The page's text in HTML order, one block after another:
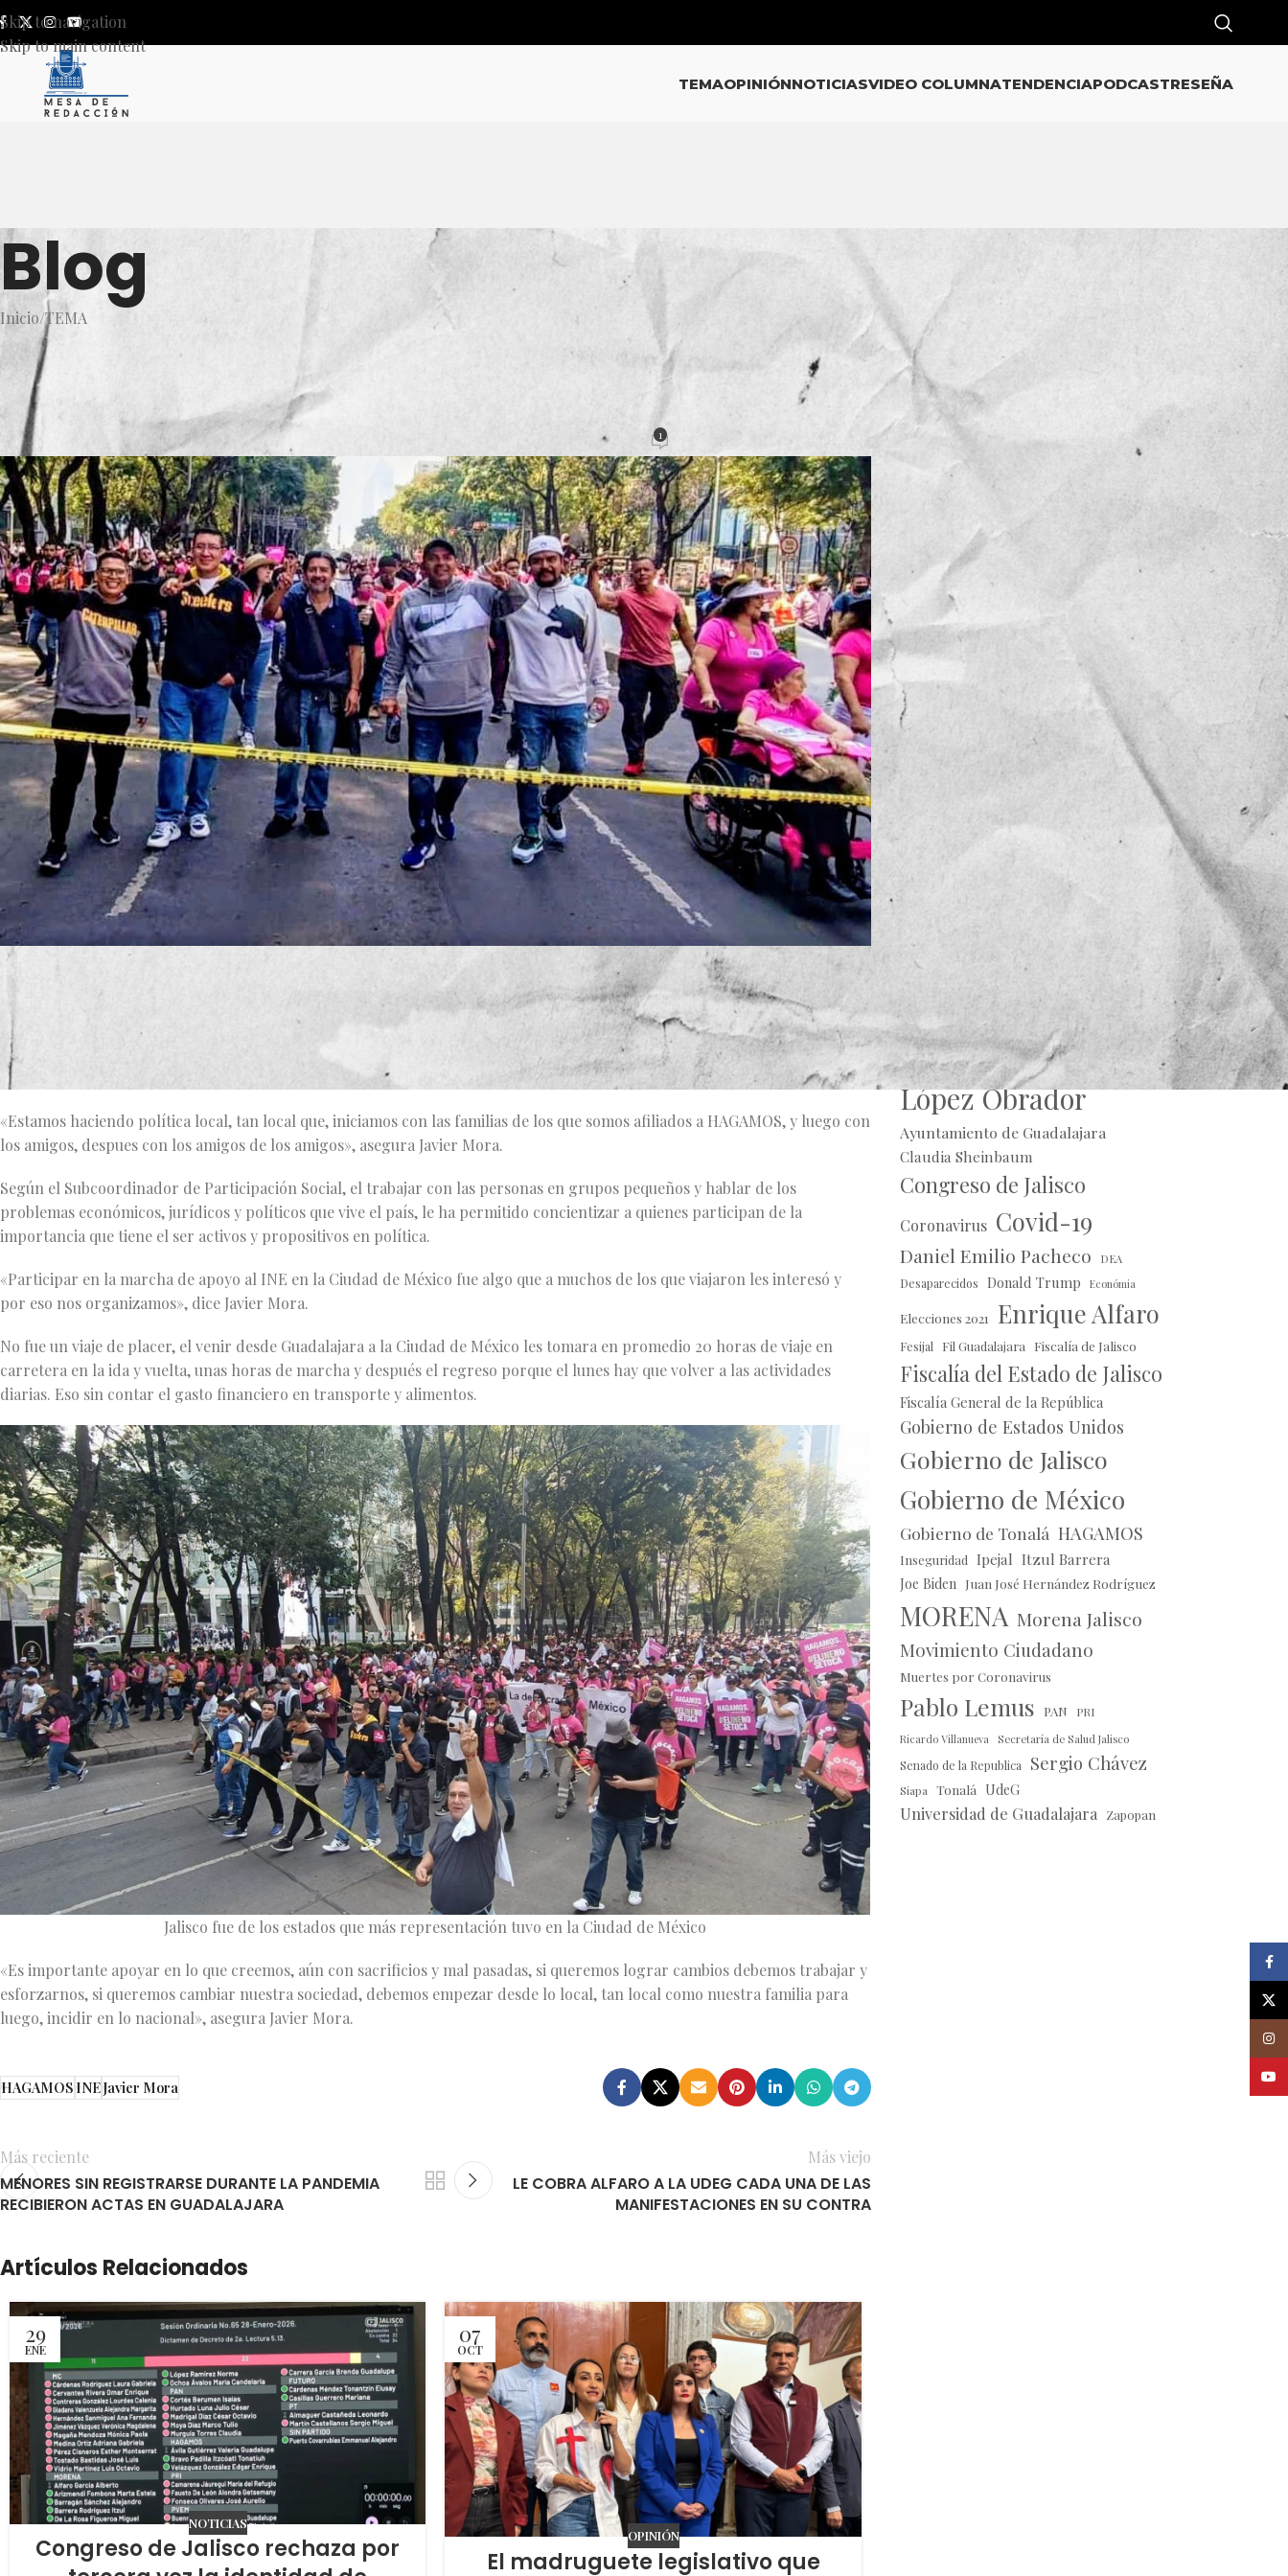
Skip to navigation
Skip to main content
TEMAOPINIÓNNOTICIASVIDEO COLUMNATENDENCIAPODCASTRESEÑA
Blog
Inicio TEMA
«En HAGAMOS trabajamos desde lo local para incidir en lo
nacional «, Javier Mora
Publicado por Activado 14 noviembre, 2022 1
Llegaron a la Ciudad de México casi a las 9 de la mañana, era una docena de camiones que salieron de El Retiro, La Consti,
Tlaquepaque y Tonalá después de la media noche.
Javier Mora, Subcoordinador de Participación Social del partido político HAGAMOS, explica la forma en que decidieron
participar con el partido un grupo de jóvenes y adultos, que incluso viajaron con familia.
«Estamos haciendo política local, tan local que, iniciamos con las familias de los que somos afiliados a HAGAMOS, y luego con
los amigos, despues con los amigos de los amigos», asegura Javier Mora.
Según el Subcoordinador de Participación Social, el trabajar con las personas en grupos pequeños y hablar de los
problemas económicos, jurídicos y políticos que vive el país, le ha permitido concientizar a quienes participan de la
importancia que tiene el ser activos y propositivos en política.
«Participar en la marcha de apoyo al INE en la Ciudad de México fue algo que a muchos de los que viajaron les interesó y
por eso nos organizamos», dice Javier Mora.
No fue un viaje de placer, el venir desde Guadalajara a la Ciudad de México les tomara en promedio 20 horas de viaje en
carretera en la ida y vuelta, unas horas de marcha y después el regreso porque el lunes hay que volver a las actividades
diarias. Eso sin contar el gasto financiero en transporte y alimentos.
Jalisco fue de los estados que más representación tuvo en la Ciudad de México
«Es importante apoyar en lo que creemos, aún con sacrificios y mal pasadas, si queremos lograr cambios debemos trabajar y
esforzarnos, si queremos cambiar nuestra sociedad, debemos empezar desde lo local, tan local como nuestra familia para
luego, incidir en lo nacional», asegura Javier Mora.
HAGAMOSINEJavier Mora
Más reciente
MENORES SIN REGISTRARSE DURANTE LA PANDEMIA
RECIBIERON ACTAS EN GUADALAJARA
Más viejo
LE COBRA ALFARO A LA UDEG CADA UNA DE LAS
MANIFESTACIONES EN SU CONTRA
Artículos Relacionados
29
ENE
NOTICIAS
Congreso de Jalisco rechaza por
07
OCT
OPINIÓN
El madruguete legislativo que
CATEGORÍAS
NOTICIAS
OPINIÓN
TENDENCIA
VIDEO COLUMNA
VIDEO NOTA
Alberto Uribe
Andrés Manuel
López Obrador
Ayuntamiento de Guadalajara
Claudia Sheinbaum
Congreso de Jalisco
Coronavirus Covid-19
Daniel Emilio Pacheco DEA
Desaparecidos Donald Trump Económia
Elecciones 2021 Enrique Alfaro
Fesijal Fil Guadalajara Fiscalía de Jalisco
Fiscalía del Estado de Jalisco
Fiscalía General de la República
Gobierno de Estados Unidos
Gobierno de Jalisco
Gobierno de México
Gobierno de Tonalá HAGAMOS
Inseguridad Ipejal Itzul Barrera
Joe Biden Juan José Hernández Rodríguez
MORENA Morena Jalisco
Movimiento Ciudadano
Muertes por Coronavirus
Pablo Lemus PAN PRI
Ricardo Villanueva Secretaría de Salud Jalisco
Senado de la Republica Sergio Chávez
Siapa Tonalá UdeG
Universidad de Guadalajara Zapopan